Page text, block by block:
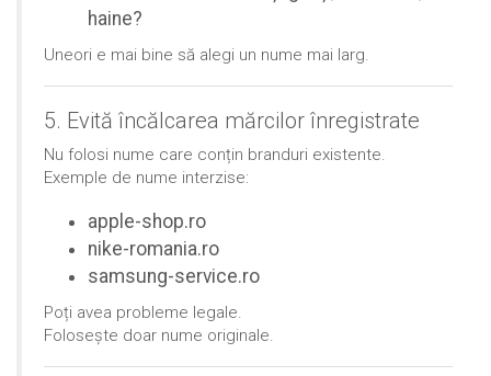
haine?
Uneori e mai bine să alegi un nume mai larg.
5. Evită încălcarea mărcilor înregistrate
Nu folosi nume care conțin branduri existente.
Exemple de nume interzise:
apple-shop.ro
nike-romania.ro
samsung-service.ro
Poți avea probleme legale.
Folosește doar nume originale.